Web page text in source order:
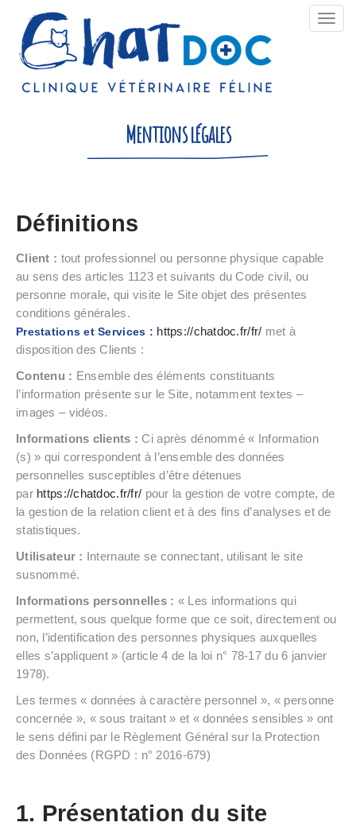
la
Mentions légales
Définitions
Client : tout professionnel ou personne physique capable
au sens des articles 1123 et suivants du Code civil, ou
personne morale, qui visite le Site objet des présentes
conditions générales.
Prestations et Services : https://chatdoc.fr/fr/ met à
disposition des Clients :
Contenu : Ensemble des éléments constituants
l’information présente sur le Site, notamment textes –
images – vidéos.
Informations clients : Ci après dénommé « Information
(s) » qui correspondent à l’ensemble des données
personnelles susceptibles d’être détenues
par https://chatdoc.fr/fr/ pour la gestion de votre compte, de
la gestion de la relation client et à des fins d’analyses et de
statistiques.
Utilisateur : Internaute se connectant, utilisant le site
susnommé.
Informations personnelles : « Les informations qui
permettent, sous quelque forme que ce soit, directement ou
non, l’identification des personnes physiques auxquelles
elles s’appliquent » (article 4 de la loi n° 78-17 du 6 janvier
1978).
Les termes « données à caractère personnel », « personne
concernée », « sous traitant » et « données sensibles » ont
le sens défini par le Règlement Général sur la Protection
des Données (RGPD : n° 2016-679)
1. Présentation du site